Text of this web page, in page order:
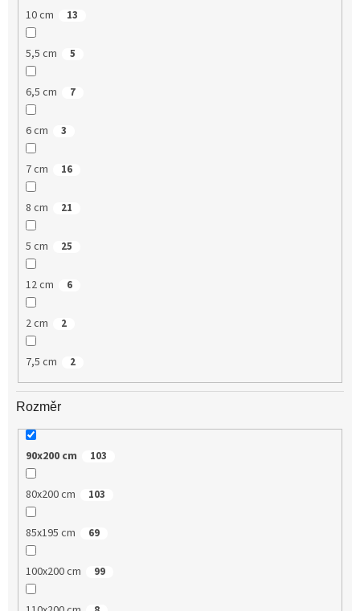
10 cm 13
5,5 cm 5
6,5 cm 7
6 cm 3
7 cm 16
8 cm 21
5 cm 25
12 cm 6
2 cm 2
7,5 cm 2
Rozměr
90x200 cm 103
80x200 cm 103
85x195 cm 69
100x200 cm 99